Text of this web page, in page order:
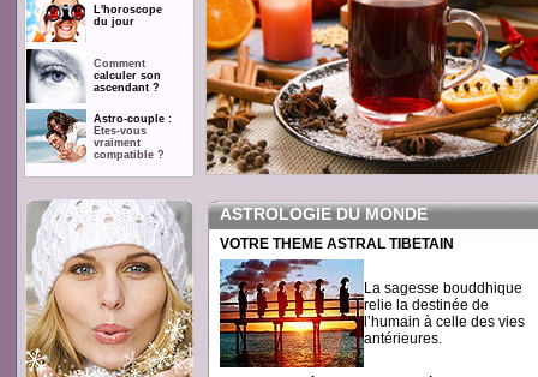
L'horoscope
du jour
Comment
calculer son
ascendant ?
Astro-couple :
Etes-vous
vraiment
compatible ?
ASTROLOGIE DU MONDE
VOTRE THEME ASTRAL TIBETAIN
La sagesse bouddhique
relie la destinée de
l’humain à celle des vies
antérieures.